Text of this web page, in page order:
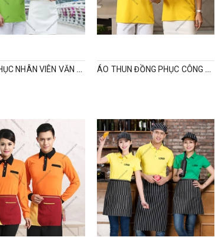
ĐỒNG PHỤC NHÂN VIÊN VĂN PHÒNG ÁO THUN ĐỒNG PHỤC CÔNG TY